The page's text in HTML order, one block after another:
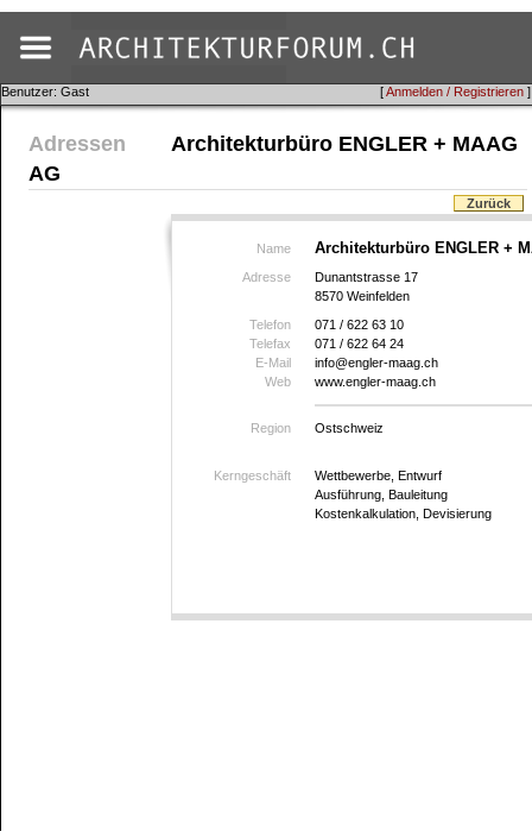
[Anmelden / Registrieren ]
Benutzer: Gast
Adressen
Architekturbüro ENGLER + MAAG
AG
Zurück
Name Architekturbüro ENGLER +
Adresse
Dunantstrasse 17
8570 Weinfelden
Telefon
071 / 622 63 10
Telefax
071 / 622 64 24
E-Mail
info@engler-maag.ch
Web
www.engler-maag.ch
Region Ostschweiz
Kerngeschäft
Wettbewerbe, Entwurf
Ausführung, Bauleitung
Kostenkalkulation, Devisierung